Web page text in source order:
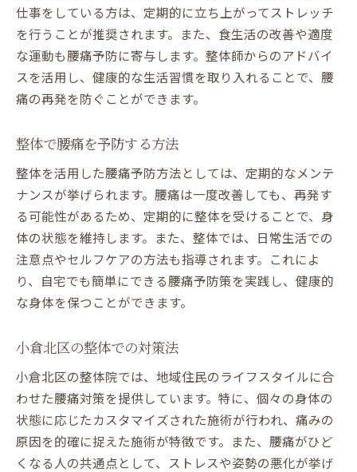
仕事をしている方は、定期的に立ち上がってストレッチ
を行うことが推奨されます。また、食生活の改善や適度
な運動も腰痛予防に寄与します。整体師からのアドバイ
スを活用し、健康的な生活習慣を取り入れることで、腰
痛の再発を防ぐことができます。
整体で腰痛を予防する方法
整体を活用した腰痛予防方法としては、定期的なメンテ
ナンスが挙げられます。腰痛は一度改善しても、再発す
る可能性があるため、定期的に整体を受けることで、身
体の状態を維持します。また、整体では、日常生活での
注意点やセルフケアの方法も指導されます。これによ
り、自宅でも簡単にできる腰痛予防策を実践し、健康的
な身体を保つことができます。
小倉北区の整体での対策法
小倉北区の整体院では、地域住民のライフスタイルに合
わせた腰痛対策を提供しています。特に、個々の身体の
状態に応じたカスタマイズされた施術が行われ、痛みの
原因を的確に捉えた施術が特徴です。また、腰痛がひど
くなる人の共通点として、ストレスや姿勢の悪化が挙げ